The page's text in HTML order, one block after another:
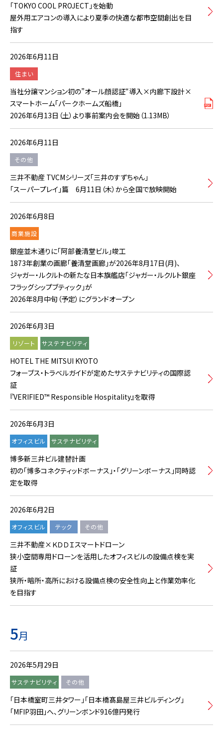
「TOKYO COOL PROJECT」を始動
屋外用エアコンの導入により夏季の快適な都市空間創出を目
指す
2026年6月11日
住まい
当社分譲マンション初の”オール顔認証“導入×内廊下設計×
スマートホーム「パークホームズ船橋」
2026年6月13日（土）より事前案内会を開始（1.13MB）
2026年6月11日
その他
三井不動産 TVCMシリーズ「三井のすずちゃん」
「スーパープレイ」篇 6月11日（木）から全国で放映開始
2026年6月8日
商業施設
銀座並木通りに「阿部養清堂ビル」竣工
1873年創業の画廊「養清堂画廊」が2026年8月17日(月)、
ジャガー・ルクルトの新たな日本旗艦店「ジャガー・ルクルト銀座
フラッグシップブティック」が
2026年8月中旬（予定）にグランドオープン
2026年6月3日
リゾート サステナビリティ
HOTEL THE MITSUI KYOTO
フォーブス・トラベルガイドが定めたサステナビリティの国際認
証
『VERIFIED™ Responsible Hospitality』を取得
2026年6月3日
オフィスビル サステナビリティ
博多新三井ビル建替計画
初の「博多コネクティッドボーナス」・「グリーンボーナス」同時認
定を取得
2026年6月2日
オフィスビル テック その他
三井不動産×ＫＤＤＩスマートドローン
狭小空間専用ドローンを活用したオフィスビルの設備点検を実
証
狭所・暗所・高所における設備点検の安全性向上と作業効率化
を目指す
5月
2026年5月29日
サステナビリティ その他
「日本橋室町三井タワー」「日本橋髙島屋三井ビルディング」
「MFIP羽田」へ、グリーンボンド916億円発行